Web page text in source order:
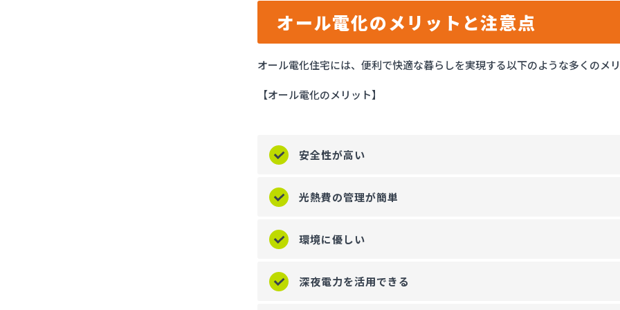
オール電化のメリットと注意点
オール電化住宅には、便利で快適な暮らしを実現する以下のような多くのメリ
【オール電化のメリット】
安全性が高い
光熱費の管理が簡単
環境に優しい
深夜電力を活用できる